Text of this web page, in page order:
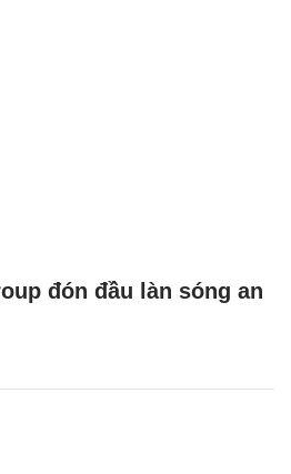
đón đầu làn sóng an